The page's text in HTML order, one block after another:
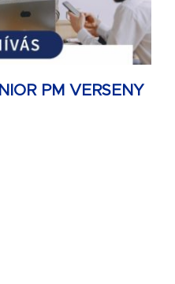
PM VERSENY